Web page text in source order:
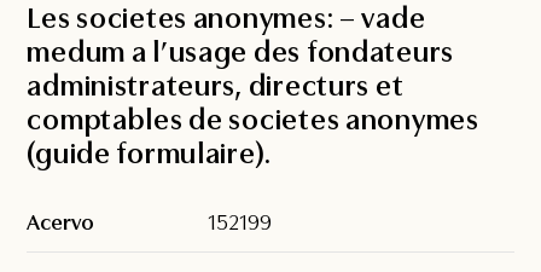
Les societes anonymes: – vade
medum a l’usage des fondateurs
administrateurs, directurs et
comptables de societes anonymes
(guide formulaire).
Acervo 152199